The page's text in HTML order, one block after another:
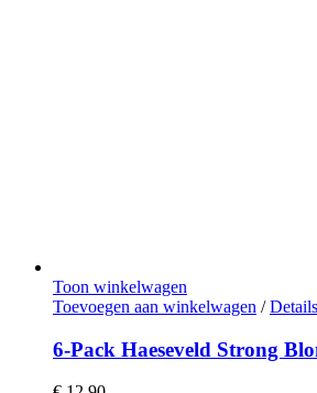
Toon winkelwagen
Toevoegen aan winkelwagen / Details
6-Pack Haeseveld Strong